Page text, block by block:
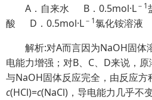
A．自来水 B．0.5mol·L－1
酸 D．0.5mol·L－1氯化铵溶液
解析:对A而言因为NaOH固体
电能力增强；对B、C、D来说，
与NaOH固体反应完全，由反应方
c(HCl)=c(NaCl)，导电能力几乎不